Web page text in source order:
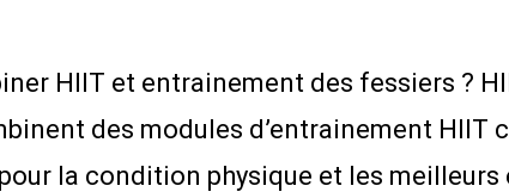
HIIT et entrainement des fessiers ?
des modules d’entrainement HIIT
la condition physique et les